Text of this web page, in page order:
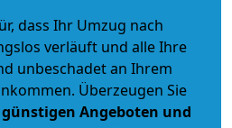
dass Ihr Umzug nach
verläuft und alle Ihre
unbeschadet an Ihrem
Überzeugen Sie
günstigen Angeboten und